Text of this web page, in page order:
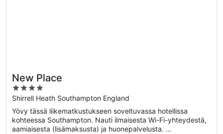
New Place
4
out
of
5
Shirrell Heath Southampton England
Yövy tässä liikematkustukseen soveltuvassa hotellissa
kohteessa Southampton. Nauti ilmaisesta Wi-Fi-yhteydestä,
aamiaisesta (lisämaksusta) ja huonepalvelusta. ...